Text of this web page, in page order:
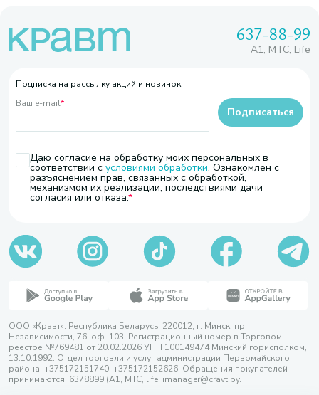
637-88-99
A1, МТС, Life
Подписка на рассылку акций и новинок
Ваш e-mail*
Даю согласие на обработку моих персональных в
соответствии с условиями обработки. Ознакомлен с
разъяснением прав, связанных с обработкой,
механизмом их реализации, последствиями дачи
согласия или отказа.
Подписаться
ООО «Кравт». Республика Беларусь, 220012, г. Минск, пр.
Независимости, 76, оф. 103. Регистрационный номер в Торговом
реестре №769481 от 20.02.2026 УНП 100149474 Минский горисполком,
13.10.1992. Отдел торговли и услуг администрации Первомайского
района, +375172151740; +375172152626. Обращения покупателей
принимаются: 6378899 (А1, МТС, life, imanager@cravt.by.